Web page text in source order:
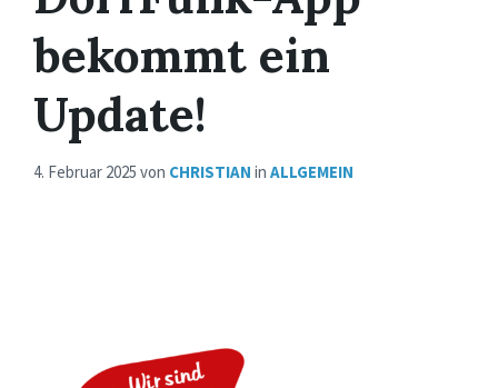
bekommt ein
Update!
4. Februar 2025 von CHRISTIAN in ALLGEMEIN